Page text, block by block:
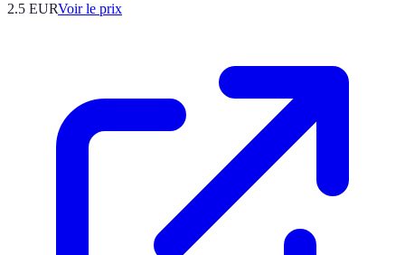
2.5 EURVoir le prix